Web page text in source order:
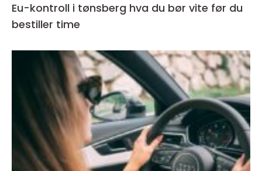
Eu-kontroll i tønsberg hva du bør vite før du
bestiller time